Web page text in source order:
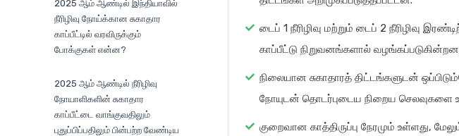
2025 ஆம் ஆண்டில் இந்தியாவில்
நீரிழிவு நோய்க்கான சுகாதார
காப்பீட்டில் வரவிருக்கும்
போக்குகள் என்ன?
2025 ஆம் ஆண்டில் நீரிழிவு
நோயாளிகளின் சுகாதார
காப்பீட்டை வாங்குவதிலும்
புதுப்பிப்பதிலும் பின்பற்ற வேண்டிய
டைப் 1 நீரிழிவு மற்றும் டைப் 2 நீரிழிவு
காப்பீட்டு நிறுவனங்களால்
நிலையான சுகாதாரத் திட்டங்களுடன்
நோயுடன் தொடர்புடைய நிறைய செலவுகளை
குறைவான காத்திருப்பு நேரமும் உள்ளது,